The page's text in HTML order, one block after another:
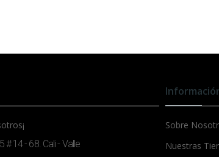
# 14 - 68. Cali - Valle
Sobre
Nuestras